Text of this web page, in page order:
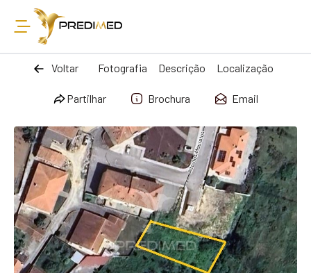
Voltar Fotografia Descrição Localização
Partilhar Brochura Email